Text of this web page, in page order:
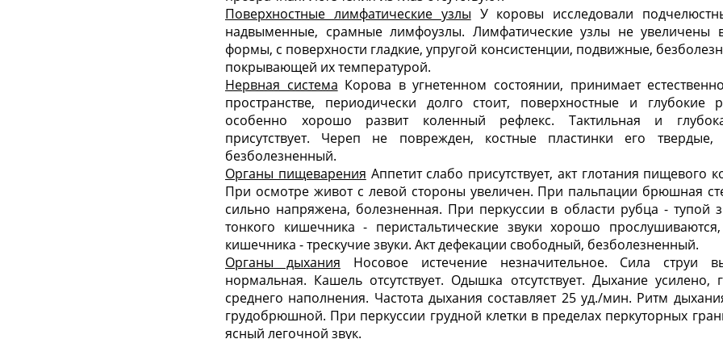
Поверхностные лимфатические узлы У коровы исследовали
надвыменные, срамные лимфоузлы. Лимфатические узлы не увеличены
формы, с поверхности гладкие, упругой консистенции, подвижные,
покрывающей их температурой.
Нервная система Корова в угнетенном состоянии, принимает
пространстве, периодически долго стоит, поверхностные и глубокие
особенно хорошо развит коленный рефлекс. Тактильная и
присутствует. Череп не поврежден, костные пластинки его
безболезненный.
Органы пищеварения Аппетит слабо присутствует, акт глотания пищевого
При осмотре живот с левой стороны увеличен. При пальпации брюшная
сильно напряжена, болезненная. При перкуссии в области рубца - тупой
тонкого кишечника - перистальтические звуки хорошо
кишечника - трескучие звуки. Акт дефекации свободный, безболезненный.
Органы дыхания Носовое истечение незначительное. Сила струи
нормальная. Кашель отсутствует. Одышка отсутствует. Дыхание усилено,
среднего наполнения. Частота дыхания составляет 25 уд./мин. Ритм
грудобрюшной. При перкуссии грудной клетки в пределах перкуторных
ясный легочной звук.